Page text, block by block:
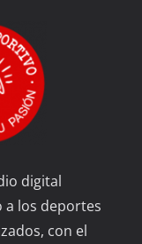
digital
a los deportes
con el